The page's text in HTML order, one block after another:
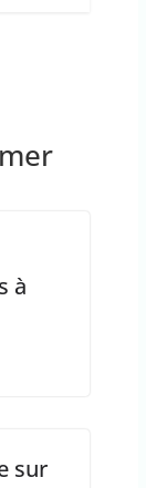
à
sur